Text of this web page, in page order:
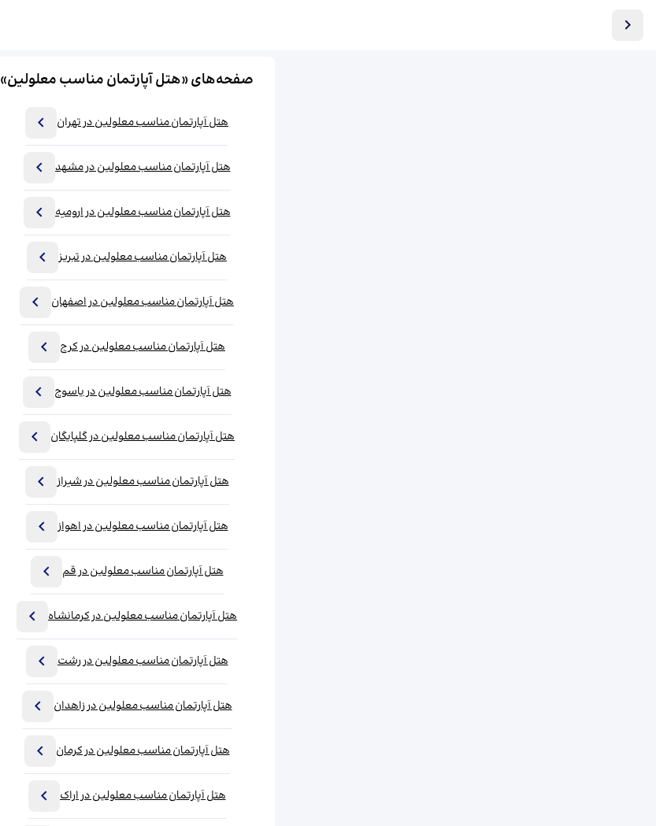
صفحه‌های «هتل آپارتمان مناسب معلولین»
هتل آپارتمان مناسب معلولین در تهران
هتل آپارتمان مناسب معلولین در مشهد
هتل آپارتمان مناسب معلولین در ارومیه
هتل آپارتمان مناسب معلولین در تبریز
هتل آپارتمان مناسب معلولین در اصفهان
هتل آپارتمان مناسب معلولین در کرج
هتل آپارتمان مناسب معلولین در یاسوج
هتل آپارتمان مناسب معلولین در گلپایگان
هتل آپارتمان مناسب معلولین در شیراز
هتل آپارتمان مناسب معلولین در اهواز
هتل آپارتمان مناسب معلولین در قم
هتل آپارتمان مناسب معلولین در کرمانشاه
هتل آپارتمان مناسب معلولین در رشت
هتل آپارتمان مناسب معلولین در زاهدان
هتل آپارتمان مناسب معلولین در کرمان
هتل آپارتمان مناسب معلولین در اراک